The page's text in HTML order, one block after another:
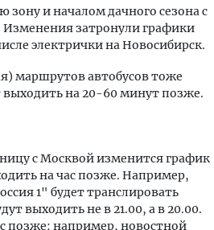
зону и началом дачного сезона с
Изменения затронули графики
электрички на Новосибирск.
маршрутов автобусов тоже
на 20-60 минут позже.
с Москвой изменится график
на час позже. Например,
1" будет транслировать
выходить не в 21.00, а в 20.00.
позже: например, новостной